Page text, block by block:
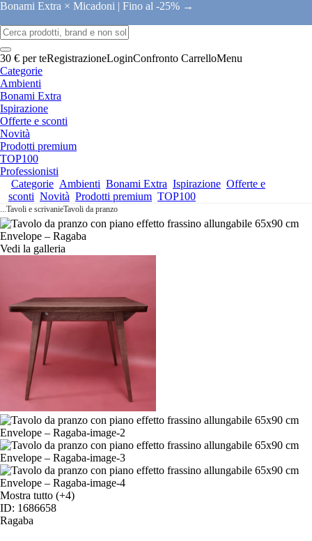
Bonami Extra × Micadoni | Fino al -25% →
30 € per teRegistrazioneLoginConfronto CarrelloMenu
Categorie
Ambienti
Bonami Extra
Ispirazione
Offerte e sconti
Novità
Prodotti premium
TOP100
Professionisti
Categorie Ambienti Bonami Extra Ispirazione Offerte e
sconti Novità Prodotti premium TOP100
...Tavoli e scrivanieTavoli da pranzo
Vedi la galleria
Mostra tutto (+4)
ID: 1686658
Ragaba